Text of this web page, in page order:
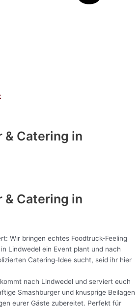
& Catering in
& Catering in
Wir bringen echtes Foodtruck-Feeling
Lindwedel ein Event plant und nach
Catering-Idee sucht, seid ihr hier
nach Lindwedel und serviert euch
Smashburger und knusprige Beilagen
eurer Gäste zubereitet. Perfekt für